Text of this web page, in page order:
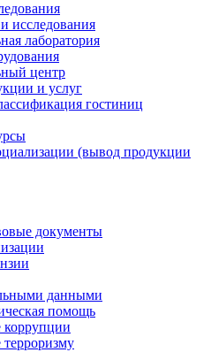
исследования
лаборатория
центр
и услуг
гостиниц
(вывод продукции
документы
данными
помощь
коррупции